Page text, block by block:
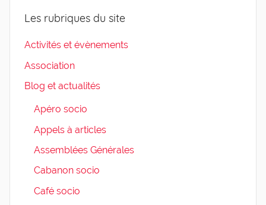
Les rubriques du site
Activités et évènements
Association
Blog et actualités
Apéro socio
Appels à articles
Assemblées Générales
Cabanon socio
Café socio